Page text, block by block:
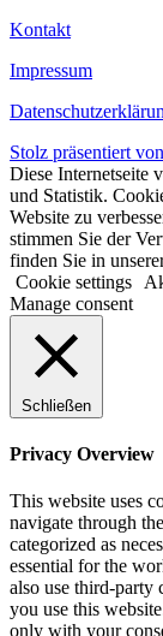
Kontakt
Impressum
Stolz präsentiert
Diese Internetseite
und Statistik.
Website zu
stimmen Sie der
finden Sie in
Cookie settings
Manage consent
Schließen
Privacy Overview
This website uses
navigate through
categorized as
essential for the
also use third-party
you use this
only with your